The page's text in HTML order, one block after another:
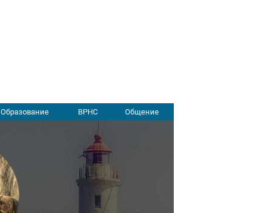
Образование ВРНС Общение